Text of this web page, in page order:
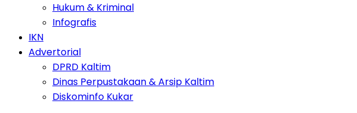
Hukum & Kriminal
Infografis
IKN
Advertorial
DPRD Kaltim
Dinas Perpustakaan & Arsip Kaltim
Diskominfo Kukar